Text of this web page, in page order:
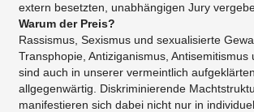
extern besetzten, unabhängigen Jury
Warum der Preis?
Rassismus, Sexismus und sexualisierte
Transphopie, Antiziganismus, Antisemitismus
sind auch in unserer vermeintlich
allgegenwärtig. Diskriminierende
manifestieren sich dabei nicht nur in